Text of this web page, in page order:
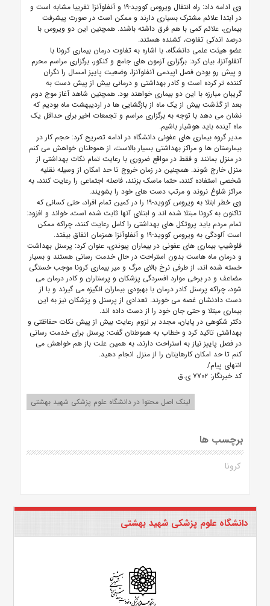
وی ادامه داد: راه انتقال ویروس کووید-۱۹ و آنفلوآنزا تقریبا مشابه است و
در ابتدا علائم مشترک بسیاری دارند و ممکن است در صورت پیشرفت
بیماری، علائم کمی با هم فرق داشته باشند. همچنین این دو ویروس با
درصد اندکی تفاوت، کشنده هستند.
عضو هیئت علمی دانشگاه، با اشاره به تفاوت درمان بیماری کرونا با
آنفلوآنزا، بیان کرد: برگزاری آزمون های جامع و کنکور، برگزاری مراسم محرم
و پیش رو بودن فصل اپیدمی آنفلوآنزا، وضعیت پاییز امسال را نگران
کننده تر کرده است و کادر بهداشتی و درمانی بیش از پیش دست به
گریبان مبارزه با این دو بیماری خواهند بود. همچنین شاهد آغاز موج دوم
بعد از گذشت بیش از یک ماه از بازگشایی ها در اردیبهشت ماه بودیم که
نشان می دهد با توجه به برگزاری مراسم و تجمعات اخیر برای حداقل یک
ماه آینده باید هوشیار باشیم.
مدیر گروه بیماری های عفونی دانشگاه در ادامه تصریح کرد: حجم کار در
بیمارستان ها و مراکز بهداشتی بسیار بالاست، از هموطنان خواهش می کنم
در منزل بمانند و فقط در مواقع ضروری با رعایت تمام نکات بهداشتی از
منزل خارج شوند. همچنین در زمان خروج تا حد امکان از وسیله نقلیه
شخصی استفاده کنند، حتما ماسک بزنند، فاصله اجتماعی را رعایت کنند، به
مراکز شلوغ نروند و مرتب دست های خود را بشویند.
وی خطر ابتلا به ویروس کووید-۱۹ را در کمین تمام افراد، حتی کسانی که
تاکنون به کرونا مبتلا شده اند و ابتلای آنها ثابت شده است، خواند و افزود:
تمام مردم باید پروتکل های بهداشتی را کامل رعایت کنند، چراکه ممکن
است آلودگی به ویروس کووید-۱۹ و آنفلوآنزا همزمان اتفاق بیفتد.
فلوشیپ بیماری های عفونی در بیماران پیوندی، عنوان کرد: پرسنل بهداشت
و درمان ماه هاست بدون استراحت در حال خدمت رسانی هستند و بسیار
خسته شده اند، از طرفی نرخ بالای مرگ و میر بیماری کرونا موجب خستگی
مضاعف و در برخی موارد افسردگی پزشکان و پرستاران و کادر درمان می
شود، چراکه پرسنل کادر درمان با بهبودی بیماران انگیزه می گیرند و با از
دست دادنشان غصه می خورند. تعدادی از پرسنل و پزشکان نیز به این
بیماری مبتلا و حتی جان خود را از دست داده اند.
دکتر شکوهی در پایان، مجدد بر لزوم رعایت بیش از پیش نکات حفاظتی و
بهداشتی تاکید کرد و خطاب به هموطنان گفت: پرسنل برای خدمت رسانی
در فصل پاییز نیاز به استراحت دارند، به همین علت باز هم خواهش می
کنم تا حد امکان کارهایتان را از منزل انجام دهید.
انتهای پیام/
کد خبرنگار: ۷۷۰۲ ی.ق
لینک اصل محتوا در دانشگاه علوم پزشکی شهید بهشتی
برچسب ها
کرونا
دانشگاه علوم پزشکی شهید بهشتی